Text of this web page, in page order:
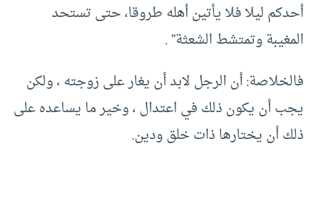
أحدكم ليلا فلا يأتين أهله طروقا، حتى تستحد
المغيبة وتمتشط الشعثة” .‏
فالخلاصة: أن الرجل لابد أن يغار على زوجته ، ولكن
يجب أن يكون ذلك في اعتدال ، وخير ما يساعده على
ذلك أن يختارها ذات خلق ودين.